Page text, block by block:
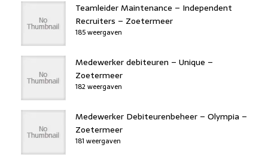
Teamleider Maintenance – Independent
Recruiters – Zoetermeer
185 weergaven
Medewerker debiteuren – Unique –
Zoetermeer
182 weergaven
Medewerker Debiteurenbeheer – Olympia –
Zoetermeer
181 weergaven